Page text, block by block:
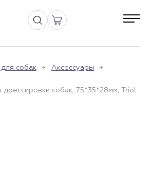
собак
Аксессуары
дрессировки собак, 75*35*28мм, Triol